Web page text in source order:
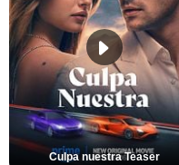
Culpa nuestra Teaser